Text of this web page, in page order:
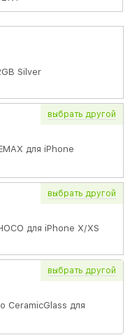
Silver
выбрать другой
для iPhone
выбрать другой
для iPhone X/XS
выбрать другой
CeramicGlass для